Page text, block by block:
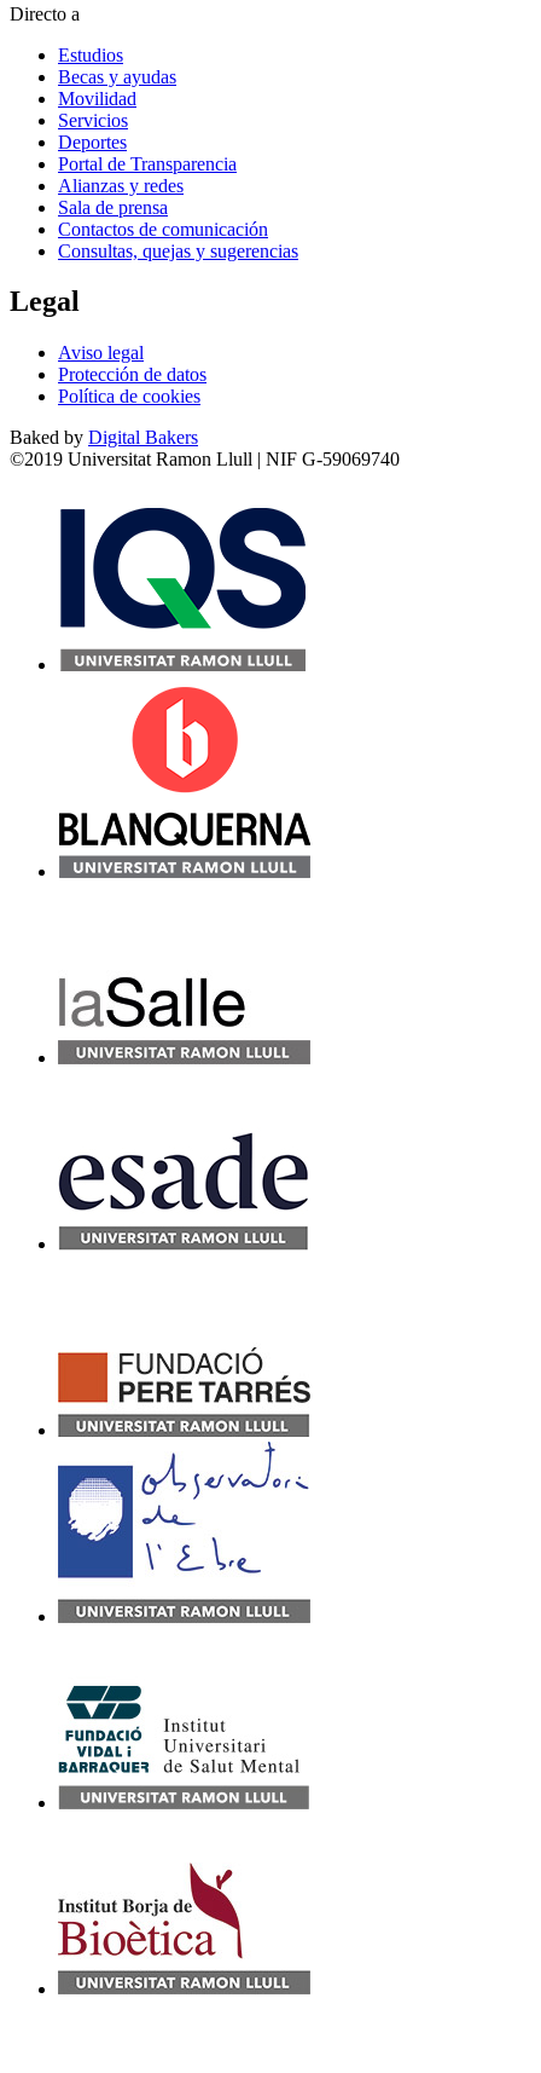
Directo a
Estudios
Becas y ayudas
Movilidad
Servicios
Deportes
Portal de Transparencia
Alianzas y redes
Sala de prensa
Contactos de comunicación
Consultas, quejas y sugerencias
Legal
Aviso legal
Protección de datos
Política de cookies
Baked by Digital Bakers
©2019 Universitat Ramon Llull | NIF G-59069740